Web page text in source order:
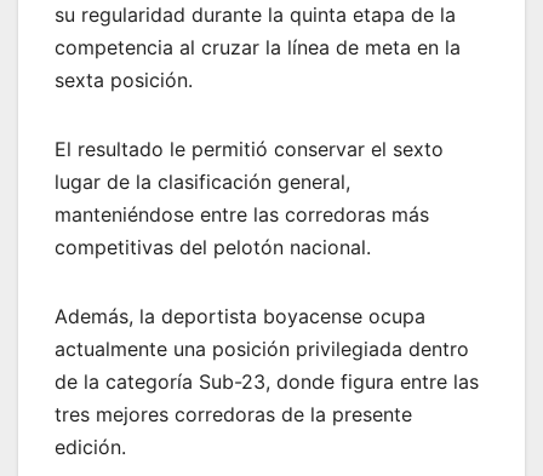
su regularidad durante la quinta etapa de la
competencia al cruzar la línea de meta en la
sexta posición.
El resultado le permitió conservar el sexto
lugar de la clasificación general,
manteniéndose entre las corredoras más
competitivas del pelotón nacional.
Además, la deportista boyacense ocupa
actualmente una posición privilegiada dentro
de la categoría Sub-23, donde figura entre las
tres mejores corredoras de la presente
edición.